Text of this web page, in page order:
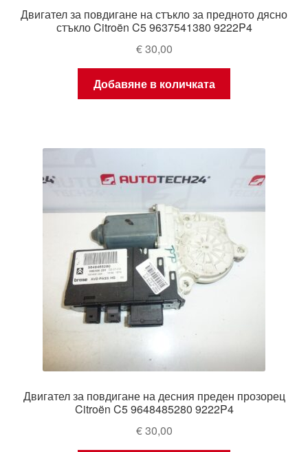
Двигател за повдигане на стъкло за предното дясно
стъкло Citroën C5 9637541380 9222P4
€30,00
Добавяне в количката
Двигател за повдигане на десния преден прозорец
Citroën C5 9648485280 9222P4
€30,00